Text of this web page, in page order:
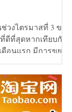
วงไตรมาสที่ 3 ของ
ดีที่สุดหากเทียบกัน
อนแรก มีการขยาย